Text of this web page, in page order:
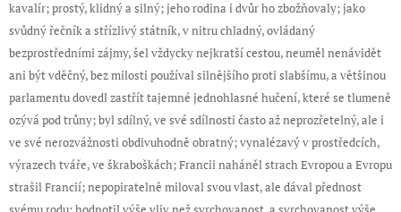
kavalír; prostý, klidný a silný; jeho rodina i dvůr ho zbožňovaly; jako
svůdný řečník a střízlivý státník, v nitru chladný, ovládaný
bezprostředními zájmy, šel vždycky nejkratší cestou, neuměl nenávidět
ani být vděčný, bez milosti používal silnějšího proti slabšímu, a většinou
parlamentu dovedl zastřít tajemné jednohlasné hučení, které se tlumeně
ozývá pod trůny; byl sdílný, ve své sdílnosti často až neprozřetelný, ale i
ve své nerozvážnosti obdivuhodně obratný; vynalézavý v prostředcích,
výrazech tváře, ve škraboškách; Francii naháněl strach Evropou a Evropu
strašil Francií; nepopiratelně miloval svou vlast, ale dával přednost